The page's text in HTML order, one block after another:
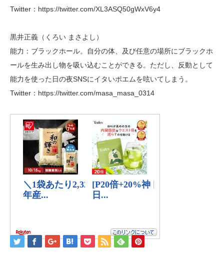
Twitter：https://twitter.com/XL3ASQ50gWxV6y4
黒井正義（くろい まさよし）
能力：ブラックホール。自分の体、及び任意の場所にブラックホ
ールを生み出し物を吸い込むことができる。ただし、反動として
能力を使った日の夜SNSにイタいポエムを呟いてしまう。
Twitter：https://twitter.com/masa_masa_0314